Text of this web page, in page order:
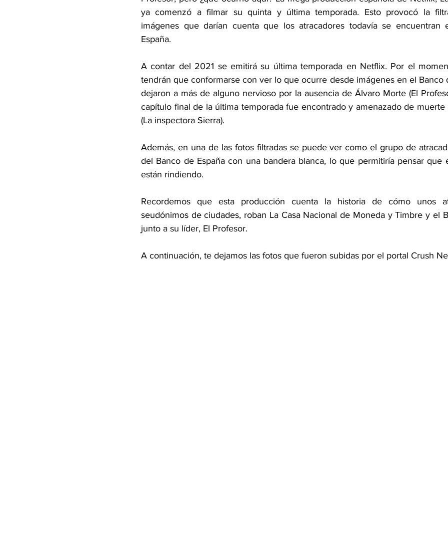
ya comenzó a filmar su quinta y última temporada. Esto provocó la
imágenes que darían cuenta que los atracadores todavía se encuentran
España.
A contar del 2021 se emitirá su última temporada en Netflix. Por el
tendrán que conformarse con ver lo que ocurre desde imágenes en el Banco
dejaron a más de alguno nervioso por la ausencia de Álvaro Morte (El
capítulo final de la última temporada fue encontrado y amenazado de
(La inspectora Sierra).
Además, en una de las fotos filtradas se puede ver como el grupo de
del Banco de España con una bandera blanca, lo que permitiría pensar que
están rindiendo.
Recordemos que esta producción cuenta la historia de cómo unos
seudónimos de ciudades, roban La Casa Nacional de Moneda y Timbre y el
junto a su líder, El Profesor.
A continuación, te dejamos las fotos que fueron subidas por el portal Crush